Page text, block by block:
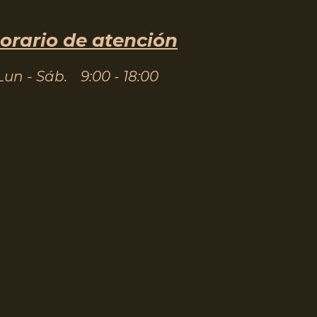
de atención
- Sáb. 9:00 - 18:00